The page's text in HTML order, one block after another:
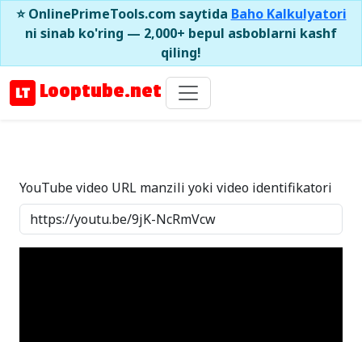
⭐ OnlinePrimeTools.com saytida Baho Kalkulyatori
ni sinab ko'ring — 2,000+ bepul asboblarni kashf
qiling!
Looptube.net
YouTube video URL manzili yoki video identifikatori